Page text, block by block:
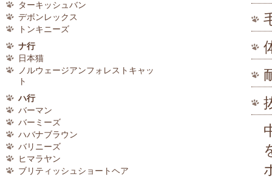
ターキッシュバン
デボンレックス
トンキニーズ
ナ行
日本猫
ノルウェージアンフォレストキャッ
ト
ハ行
バーマン
バーミーズ
ハバナブラウン
バリニーズ
ヒマラヤン
ブリティッシュショートヘア